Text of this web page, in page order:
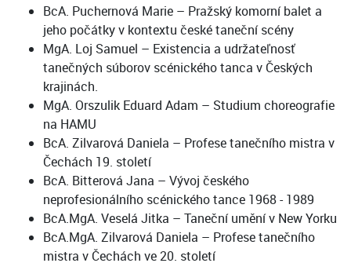
BcA. Puchernová Marie – Pražský komorní balet a
jeho počátky v kontextu české taneční scény
MgA. Loj Samuel – Existencia a udržateľnosť
tanečných súborov scénického tanca v Českých
krajinách.
MgA. Orszulik Eduard Adam – Studium choreografie
na HAMU
BcA. Zilvarová Daniela – Profese tanečního mistra v
Čechách 19. století
BcA. Bitterová Jana – Vývoj českého
neprofesionálního scénického tance 1968 - 1989
BcA.MgA. Veselá Jitka – Taneční umění v New Yorku
BcA.MgA. Zilvarová Daniela – Profese tanečního
mistra v Čechách ve 20. století